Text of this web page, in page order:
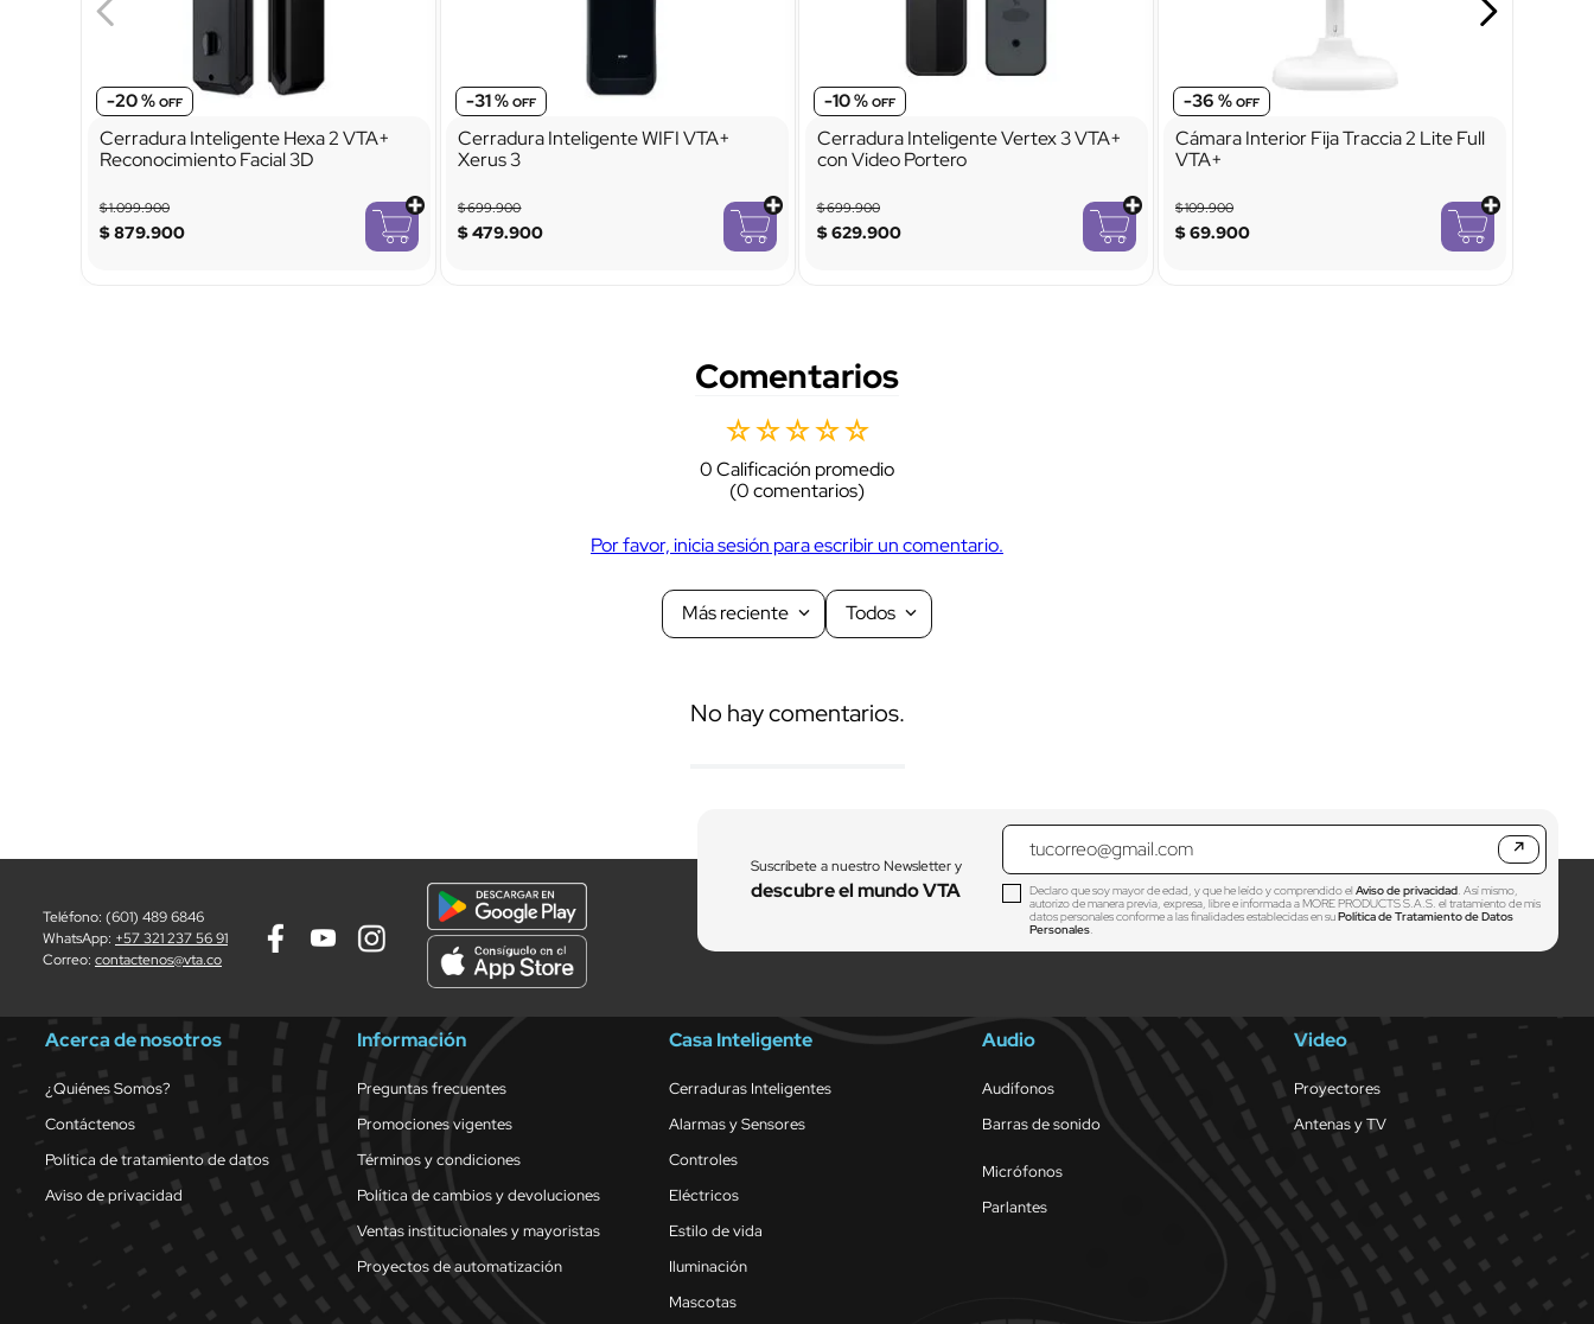
-20 %
Cerradura Inteligente Hexa 2 VTA+
Reconocimiento Facial 3D
$1.099.900
$879.900
-31 %
Cerradura Inteligente WIFI VTA+
Xerus 3
$699.900
$479.900
-10 %
Cerradura Inteligente Vertex 3 VTA+
con Video Portero
$699.900
$629.900
-36 %
Cámara Interior Fija Traccia 2 Lite Full
VTA+
$109.900
$69.900
Comentarios
☆☆☆☆☆
0 Calificación promedio
(0 comentarios)
Por favor, inicia sesión para escribir un comentario.
Más reciente Todos
No hay comentarios.
Teléfono: (601) 489 6846
WhatsApp: +57 321 237 56 91
Correo: contactenos@vta.co
Suscríbete a nuestro Newsletter y
descubre el mundo VTA
↗
Declaro que soy mayor de edad, y que he leído y comprendido elAviso de privacidad. Así mismo,
autorizo de manera previa, expresa, libre e informada a MORE PRODUCTS S.A.S. el tratamiento de mis
datos personales conforme a las finalidades establecidas en suPolítica de Tratamiento de Datos
Personales.
Acerca de nosotros
¿Quiénes Somos?
Contáctenos
Política de tratamiento de datos
Aviso de privacidad
Información
Preguntas frecuentes
Promociones vigentes
Términos y condiciones
Política de cambios y devoluciones
Ventas institucionales y mayoristas
Proyectos de automatización
Casa Inteligente
Cerraduras Inteligentes
Alarmas y Sensores
Controles
Eléctricos
Estilo de vida
Iluminación
Mascotas
Audio
Audífonos
Barras de sonido
Micrófonos
Parlantes
Video
Proyectores
Antenas y TV